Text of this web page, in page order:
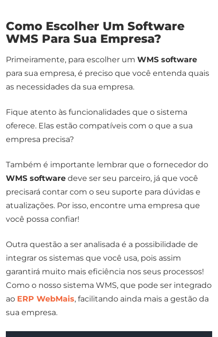
Como Escolher Um Software
WMS Para Sua Empresa?
Primeiramente, para escolher um WMS software
para sua empresa, é preciso que você entenda quais
as necessidades da sua empresa.
Fique atento às funcionalidades que o sistema
oferece. Elas estão compatíveis com o que a sua
empresa precisa?
Também é importante lembrar que o fornecedor do
WMS software deve ser seu parceiro, já que você
precisará contar com o seu suporte para dúvidas e
atualizações. Por isso, encontre uma empresa que
você possa confiar!
Outra questão a ser analisada é a possibilidade de
integrar os sistemas que você usa, pois assim
garantirá muito mais eficiência nos seus processos!
Como o nosso sistema WMS, que pode ser integrado
ao ERP WebMais, facilitando ainda mais a gestão da
sua empresa.